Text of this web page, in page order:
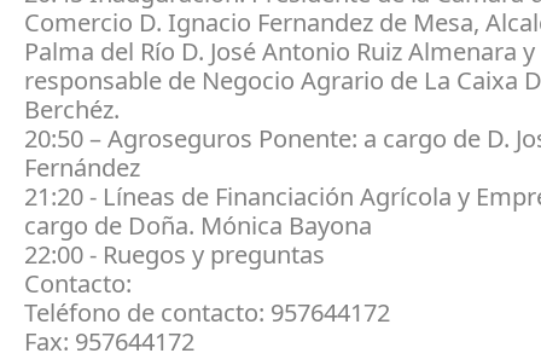
Comercio D. Ignacio Fernandez de Mesa,
Palma del Río D. José Antonio Ruiz Almenara y
responsable de Negocio Agrario de La Caixa
Berchéz.
20:50 – Agroseguros Ponente: a cargo de D.
Fernández
21:20 - Líneas de Financiación Agrícola y
cargo de Doña. Mónica Bayona
22:00 - Ruegos y preguntas
Contacto:
Teléfono de contacto: 957644172
Fax: 957644172